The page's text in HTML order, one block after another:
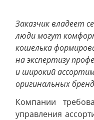
Заказчик владеет
люди могут
кошелька
на экспертизу
и широкий
оригинальных
Компании
управления